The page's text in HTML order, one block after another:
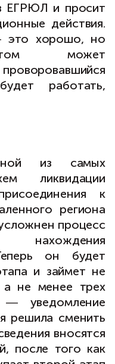
ЕГРЮЛ и просит
действия.
это хорошо, но
может
работать,
из самых
ликвидации
к
региона
процесс
нахождения
он будет
и займет не
а не менее трех
уведомление
решила сменить
вносятся
после того как